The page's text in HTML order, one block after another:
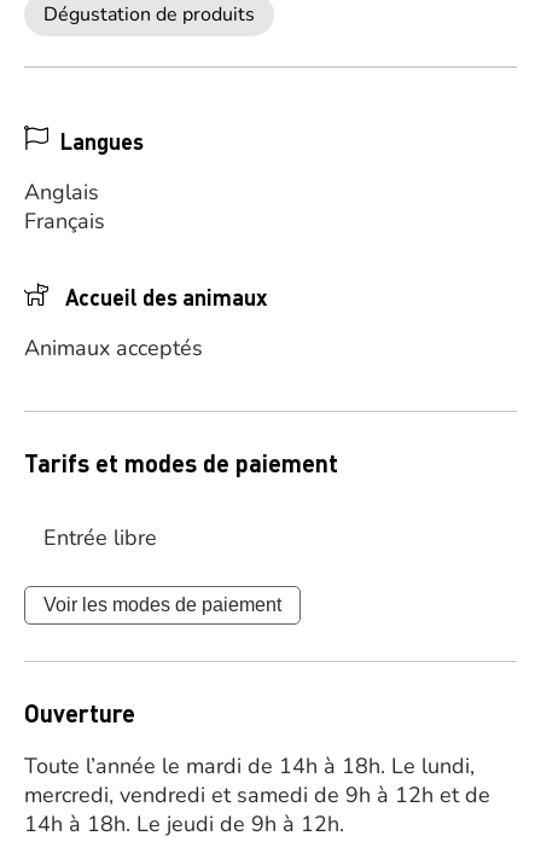
Dégustation de produits
Langues
Anglais
Français
Accueil des animaux
Animaux acceptés
Tarifs et modes de paiement
Entrée libre
Voir les modes de paiement
Ouverture
Toute l’année le mardi de 14h à 18h. Le lundi,
mercredi, vendredi et samedi de 9h à 12h et de
14h à 18h. Le jeudi de 9h à 12h.